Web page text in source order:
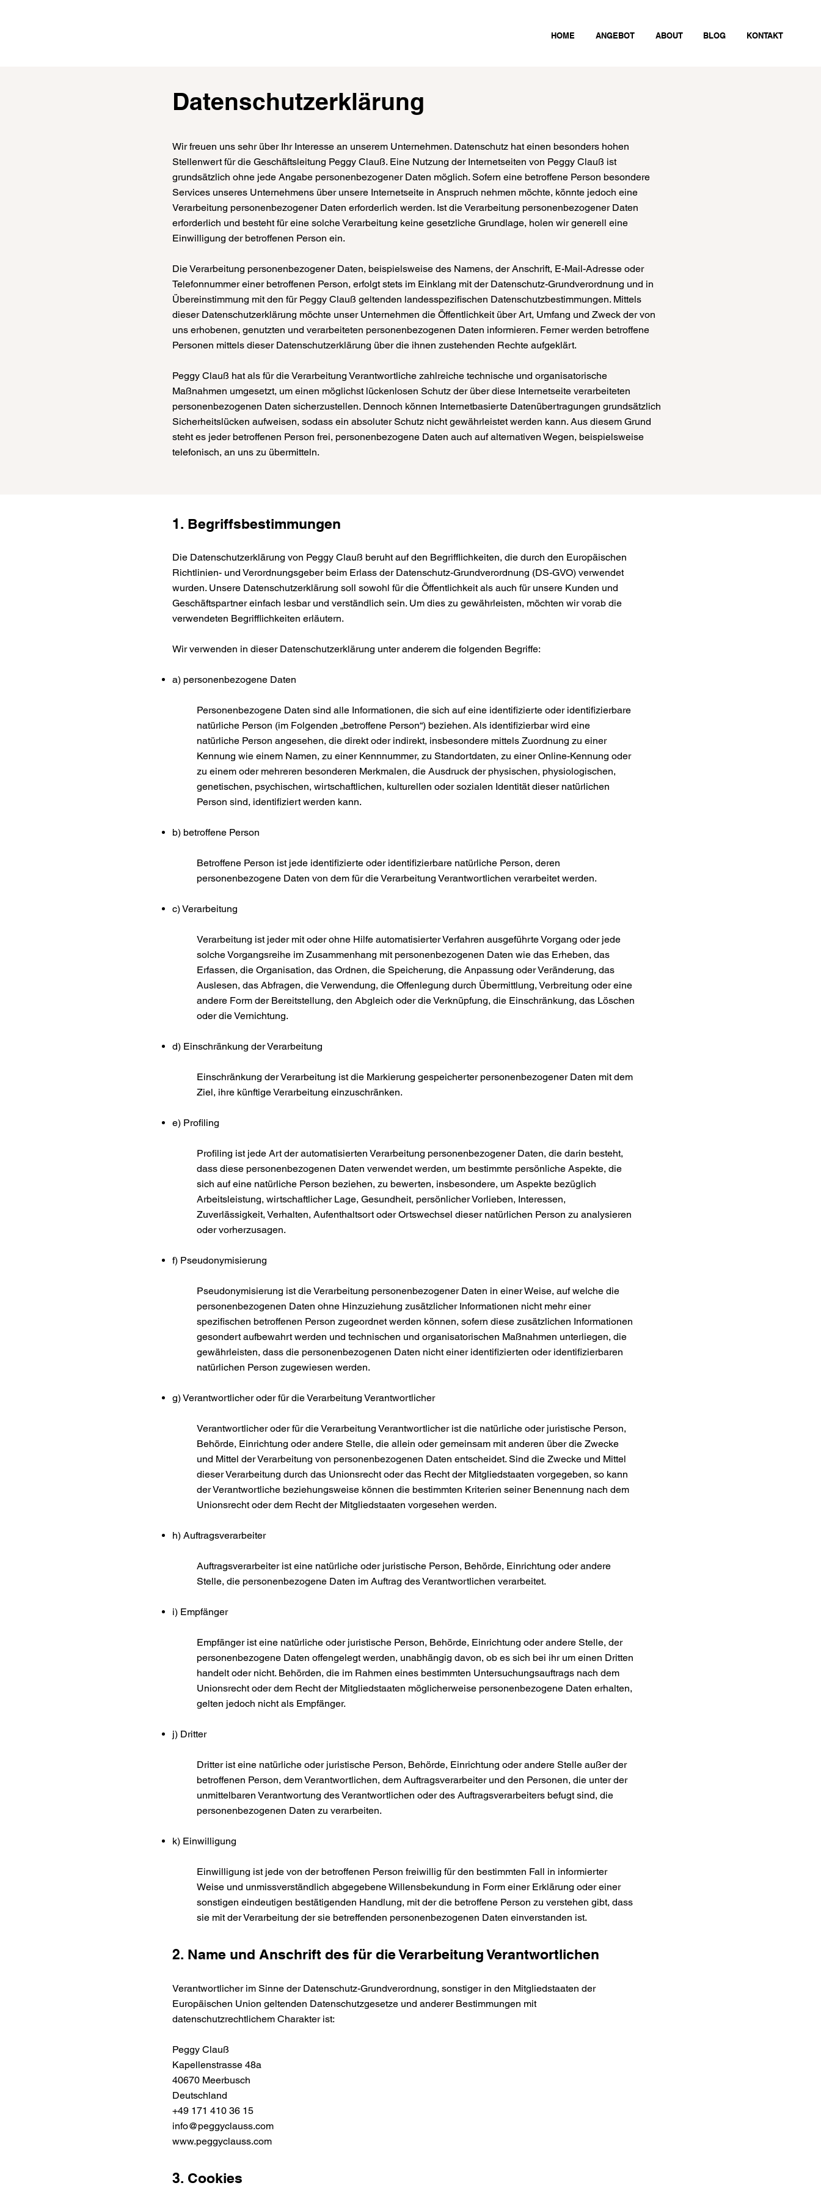
HOME ANGEBOT ABOUT BLOG KONTAKT
Datenschutzerklärung
Wir freuen uns sehr über Ihr Interesse an unserem Unternehmen. Datenschutz hat einen besonders hohen
Stellenwert für die Geschäftsleitung Peggy Clauß. Eine Nutzung der Internetseiten von Peggy Clauß ist
grundsätzlich ohne jede Angabe personenbezogener Daten möglich. Sofern eine betroffene Person besondere
Services unseres Unternehmens über unsere Internetseite in Anspruch nehmen möchte, könnte jedoch eine
Verarbeitung personenbezogener Daten erforderlich werden. Ist die Verarbeitung personenbezogener Daten
erforderlich und besteht für eine solche Verarbeitung keine gesetzliche Grundlage, holen wir generell eine
Einwilligung der betroffenen Person ein.
Die Verarbeitung personenbezogener Daten, beispielsweise des Namens, der Anschrift, E-Mail-Adresse oder
Telefonnummer einer betroffenen Person, erfolgt stets im Einklang mit der Datenschutz-Grundverordnung und in
Übereinstimmung mit den für Peggy Clauß geltenden landesspezifischen Datenschutzbestimmungen. Mittels
dieser Datenschutzerklärung möchte unser Unternehmen die Öffentlichkeit über Art, Umfang und Zweck der von
uns erhobenen, genutzten und verarbeiteten personenbezogenen Daten informieren. Ferner werden betroffene
Personen mittels dieser Datenschutzerklärung über die ihnen zustehenden Rechte aufgeklärt.
Peggy Clauß hat als für die Verarbeitung Verantwortliche zahlreiche technische und organisatorische
Maßnahmen umgesetzt, um einen möglichst lückenlosen Schutz der über diese Internetseite verarbeiteten
personenbezogenen Daten sicherzustellen. Dennoch können Internetbasierte Datenübertragungen grundsätzlich
Sicherheitslücken aufweisen, sodass ein absoluter Schutz nicht gewährleistet werden kann. Aus diesem Grund
steht es jeder betroffenen Person frei, personenbezogene Daten auch auf alternativen Wegen, beispielsweise
telefonisch, an uns zu übermitteln.
1. Begriffsbestimmungen
Die Datenschutzerklärung von Peggy Clauß beruht auf den Begrifflichkeiten, die durch den Europäischen
Richtlinien- und Verordnungsgeber beim Erlass der Datenschutz-Grundverordnung (DS-GVO) verwendet
wurden. Unsere Datenschutzerklärung soll sowohl für die Öffentlichkeit als auch für unsere Kunden und
Geschäftspartner einfach lesbar und verständlich sein. Um dies zu gewährleisten, möchten wir vorab die
verwendeten Begrifflichkeiten erläutern.
Wir verwenden in dieser Datenschutzerklärung unter anderem die folgenden Begriffe:
a) personenbezogene Daten
Personenbezogene Daten sind alle Informationen, die sich auf eine identifizierte oder identifizierbare
natürliche Person (im Folgenden „betroffene Person“) beziehen. Als identifizierbar wird eine
natürliche Person angesehen, die direkt oder indirekt, insbesondere mittels Zuordnung zu einer
Kennung wie einem Namen, zu einer Kennnummer, zu Standortdaten, zu einer Online-Kennung oder
zu einem oder mehreren besonderen Merkmalen, die Ausdruck der physischen, physiologischen,
genetischen, psychischen, wirtschaftlichen, kulturellen oder sozialen Identität dieser natürlichen
Person sind, identifiziert werden kann.
b) betroffene Person
Betroffene Person ist jede identifizierte oder identifizierbare natürliche Person, deren
personenbezogene Daten von dem für die Verarbeitung Verantwortlichen verarbeitet werden.
c) Verarbeitung
Verarbeitung ist jeder mit oder ohne Hilfe automatisierter Verfahren ausgeführte Vorgang oder jede
solche Vorgangsreihe im Zusammenhang mit personenbezogenen Daten wie das Erheben, das
Erfassen, die Organisation, das Ordnen, die Speicherung, die Anpassung oder Veränderung, das
Auslesen, das Abfragen, die Verwendung, die Offenlegung durch Übermittlung, Verbreitung oder eine
andere Form der Bereitstellung, den Abgleich oder die Verknüpfung, die Einschränkung, das Löschen
oder die Vernichtung.
d) Einschränkung der Verarbeitung
Einschränkung der Verarbeitung ist die Markierung gespeicherter personenbezogener Daten mit dem
Ziel, ihre künftige Verarbeitung einzuschränken.
e) Profiling
Profiling ist jede Art der automatisierten Verarbeitung personenbezogener Daten, die darin besteht,
dass diese personenbezogenen Daten verwendet werden, um bestimmte persönliche Aspekte, die
sich auf eine natürliche Person beziehen, zu bewerten, insbesondere, um Aspekte bezüglich
Arbeitsleistung, wirtschaftlicher Lage, Gesundheit, persönlicher Vorlieben, Interessen,
Zuverlässigkeit, Verhalten, Aufenthaltsort oder Ortswechsel dieser natürlichen Person zu analysieren
oder vorherzusagen.
f) Pseudonymisierung
Pseudonymisierung ist die Verarbeitung personenbezogener Daten in einer Weise, auf welche die
personenbezogenen Daten ohne Hinzuziehung zusätzlicher Informationen nicht mehr einer
spezifischen betroffenen Person zugeordnet werden können, sofern diese zusätzlichen Informationen
gesondert aufbewahrt werden und technischen und organisatorischen Maßnahmen unterliegen, die
gewährleisten, dass die personenbezogenen Daten nicht einer identifizierten oder identifizierbaren
natürlichen Person zugewiesen werden.
g) Verantwortlicher oder für die Verarbeitung Verantwortlicher
Verantwortlicher oder für die Verarbeitung Verantwortlicher ist die natürliche oder juristische Person,
Behörde, Einrichtung oder andere Stelle, die allein oder gemeinsam mit anderen über die Zwecke
und Mittel der Verarbeitung von personenbezogenen Daten entscheidet. Sind die Zwecke und Mittel
dieser Verarbeitung durch das Unionsrecht oder das Recht der Mitgliedstaaten vorgegeben, so kann
der Verantwortliche beziehungsweise können die bestimmten Kriterien seiner Benennung nach dem
Unionsrecht oder dem Recht der Mitgliedstaaten vorgesehen werden.
h) Auftragsverarbeiter
Auftragsverarbeiter ist eine natürliche oder juristische Person, Behörde, Einrichtung oder andere
Stelle, die personenbezogene Daten im Auftrag des Verantwortlichen verarbeitet.
i) Empfänger
Empfänger ist eine natürliche oder juristische Person, Behörde, Einrichtung oder andere Stelle, der
personenbezogene Daten offengelegt werden, unabhängig davon, ob es sich bei ihr um einen Dritten
handelt oder nicht. Behörden, die im Rahmen eines bestimmten Untersuchungsauftrags nach dem
Unionsrecht oder dem Recht der Mitgliedstaaten möglicherweise personenbezogene Daten erhalten,
gelten jedoch nicht als Empfänger.
j) Dritter
Dritter ist eine natürliche oder juristische Person, Behörde, Einrichtung oder andere Stelle außer der
betroffenen Person, dem Verantwortlichen, dem Auftragsverarbeiter und den Personen, die unter der
unmittelbaren Verantwortung des Verantwortlichen oder des Auftragsverarbeiters befugt sind, die
personenbezogenen Daten zu verarbeiten.
k) Einwilligung
Einwilligung ist jede von der betroffenen Person freiwillig für den bestimmten Fall in informierter
Weise und unmissverständlich abgegebene Willensbekundung in Form einer Erklärung oder einer
sonstigen eindeutigen bestätigenden Handlung, mit der die betroffene Person zu verstehen gibt, dass
sie mit der Verarbeitung der sie betreffenden personenbezogenen Daten einverstanden ist.
2. Name und Anschrift des für die Verarbeitung Verantwortlichen
Verantwortlicher im Sinne der Datenschutz-Grundverordnung, sonstiger in den Mitgliedstaaten der
Europäischen Union geltenden Datenschutzgesetze und anderer Bestimmungen mit
datenschutzrechtlichem Charakter ist:
Peggy Clauß
Kapellenstrasse 48a
40670 Meerbusch
Deutschland
+49 171 410 36 15
info@peggyclauss.com
www.peggyclauss.com
3. Cookies